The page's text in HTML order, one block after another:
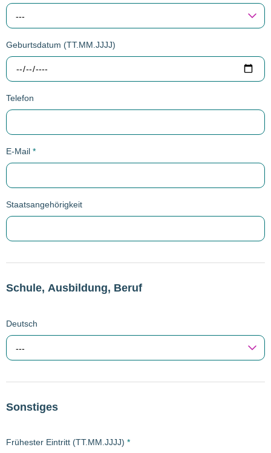
---
Geburtsdatum (TT.MM.JJJJ)
Telefon
E-Mail *
Staatsangehörigkeit
Schule, Ausbildung, Beruf
Deutsch
---
Sonstiges
Frühester Eintritt (TT.MM.JJJJ) *